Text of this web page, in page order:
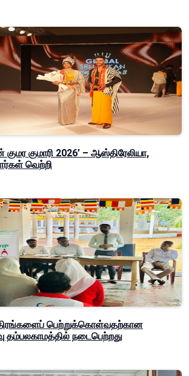
குமாரி 2026’ – ஆஸ்திரேலியா,
வெற்றி
பெற்றுக்கொள்வதற்கான
தம்பலகாமத்தில் நடைபெற்றது